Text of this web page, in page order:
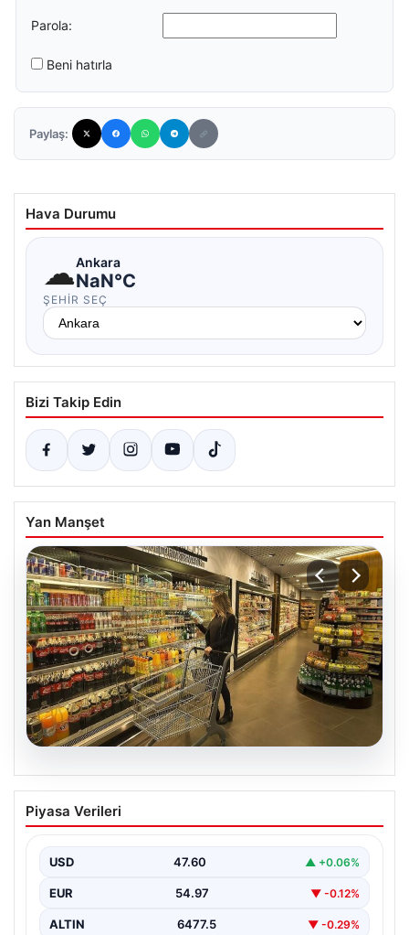
Parola:
Beni hatırla
Paylaş:
Hava Durumu
☁Ankara
NaN°C
ŞEHIR SEÇ
Bizi Takip Edin
Yan Manşet
05.08.2026
Enflasyon verileri ne zaman
açıklanacak? 2026 TÜİK mart ayı
Piyasa Verileri
USD 47.60 ▲ +0.06%
EUR 54.97 ▼ -0.12%
ALTIN 6477.5 ▼ -0.29%